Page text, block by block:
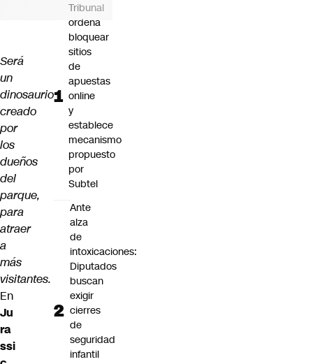
Será
un
dinosaurio
creado
por
los
dueños
del
parque,
para
atraer
a
más
visitantes.
En
Ju
ra
ssi
Tribunal
ordena
bloquear
sitios
de
apuestas
online
y
establece
mecanismo
propuesto
por
Subtel
Ante
alza
de
intoxicaciones:
Diputados
buscan
exigir
cierres
de
seguridad
infantil